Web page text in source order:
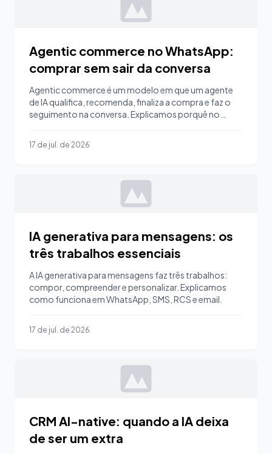
Agentic commerce no WhatsApp:
comprar sem sair da conversa
Agentic commerce é um modelo em que um agente
de IA qualifica, recomenda, finaliza a compra e faz o
seguimento na conversa. Explicamos porquê no
17 de jul. de 2026
IA generativa para mensagens: os
três trabalhos essenciais
A IA generativa para mensagens faz três trabalhos:
compor, compreender e personalizar. Explicamos
como funciona em WhatsApp, SMS, RCS e email.
17 de jul. de 2026
CRM AI-native: quando a IA deixa
de ser um extra